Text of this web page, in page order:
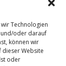
Technologien
und/oder darauf
können wir
dieser Website
oder